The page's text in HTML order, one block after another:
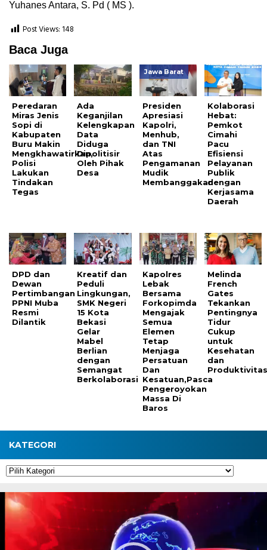
Yuhanes Antara, S. Pd ( MS ).
Post Views: 148
Baca Juga
Peredaran
Miras Jenis
Sopi di
Kabupaten
Buru Makin
Mengkhawatirkan,
Polisi
Lakukan
Tindakan
Tegas
Ada
Keganjilan
Kelengkapan
Data
Diduga
Dipolitisir
Oleh Pihak
Desa
Jawa Barat
Presiden
Apresiasi
Kapolri,
Menhub,
dan TNI
Atas
Pengamanan
Mudik
Membanggakan
Kolaborasi
Hebat:
Pemkot
Cimahi
Pacu
Efisiensi
Pelayanan
Publik
dengan
Kerjasama
Daerah
DPD dan
Dewan
Pertimbangan
PPNI Muba
Resmi
Dilantik
Kreatif dan
Peduli
Lingkungan,
SMK Negeri
15 Kota
Bekasi
Gelar
Mabel
Berlian
dengan
Semangat
Berkolaborasi
Kapolres
Lebak
Bersama
Forkopimda
Mengajak
Semua
Elemen
Tetap
Menjaga
Persatuan
Dan
Kesatuan,Pasca
Pengeroyokan
Massa Di
Baros
Melinda
French
Gates
Tekankan
Pentingnya
Tidur
Cukup
untuk
Kesehatan
dan
KATEGORI
Kategori
Pemutar
Video